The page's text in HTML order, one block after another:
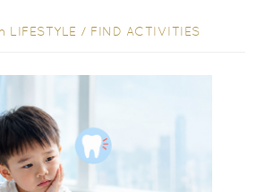
LIFESTYLE / FIND ACTIVITIES